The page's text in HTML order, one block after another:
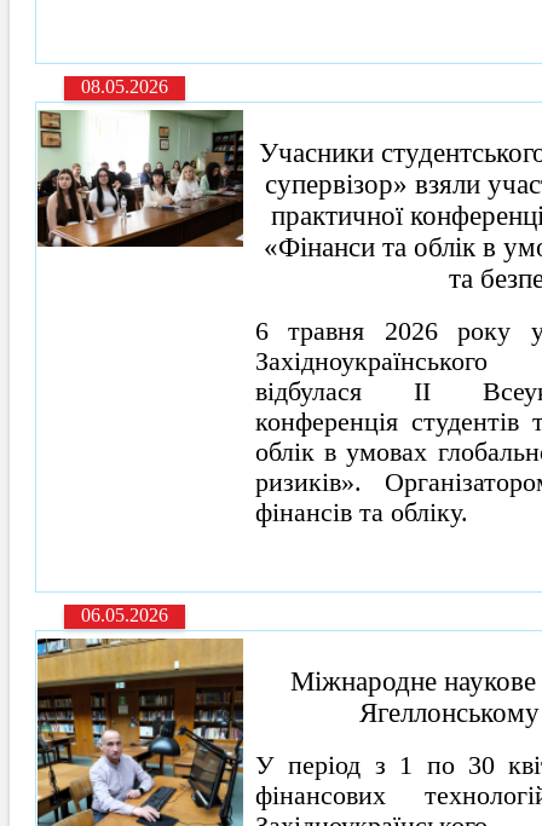
08.05.2026
Учасники
супервізор» взяли
практичної
«Фінанси та облік в
та
6 травня 2026 року
відбулася ІІ
конференція
облік в умовах
ризиків».
фінансів та обліку.
06.05.2026
Міжнародне
У період з 1 по 30
фінансових